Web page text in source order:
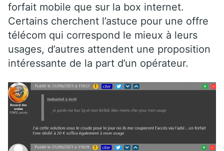
forfait mobile que sur la box internet.
Certains cherchent l’astuce pour une offre
télécom qui correspond le mieux à leurs
usages, d’autres attendent une proposition
intéressante de la part d’un opérateur.